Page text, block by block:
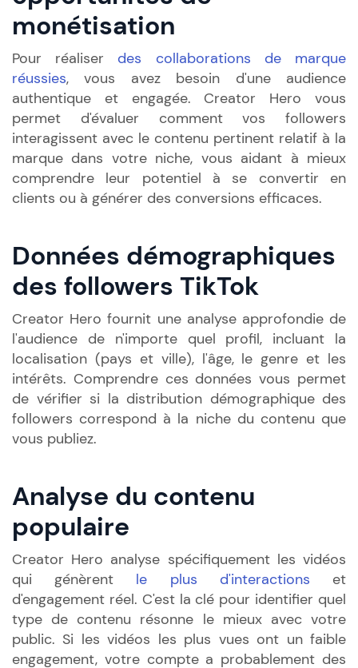
monétisation
Pour réaliser des collaborations de marque
réussies, vous avez besoin d'une audience
authentique et engagée. Creator Hero vous
permet d'évaluer comment vos followers
interagissent avec le contenu pertinent relatif à la
marque dans votre niche, vous aidant à mieux
comprendre leur potentiel à se convertir en
clients ou à générer des conversions efficaces.
Données démographiques
des followers TikTok
Creator Hero fournit une analyse approfondie de
l'audience de n'importe quel profil, incluant la
localisation (pays et ville), l'âge, le genre et les
intérêts. Comprendre ces données vous permet
de vérifier si la distribution démographique des
followers correspond à la niche du contenu que
vous publiez.
Analyse du contenu
populaire
Creator Hero analyse spécifiquement les vidéos
qui génèrent le plus d'interactions et
d'engagement réel. C'est la clé pour identifier quel
type de contenu résonne le mieux avec votre
public. Si les vidéos les plus vues ont un faible
engagement, votre compte a probablement des